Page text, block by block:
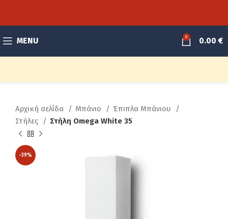
MENU 0 0.00€
Αρχική σελίδα Μπάνιο
Έπιπλα Μπάνιου
Στήλες
Στήλη Omega White 35
-39%